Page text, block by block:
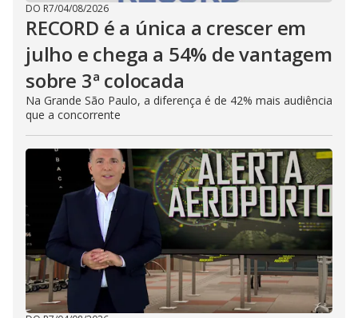
DO R7/04/08/2026
RECORD é a única a crescer em
julho e chega a 54% de vantagem
sobre 3ª colocada
Na Grande São Paulo, a diferença é de 42% mais audiência
que a concorrente